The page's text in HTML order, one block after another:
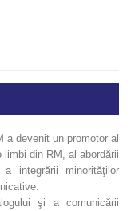
a devenit un promotor al
din RM, al abordării
a integrării minorităţilor
şi a comunicării